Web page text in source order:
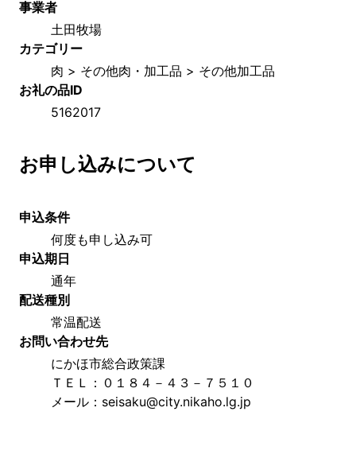
事業者
土田牧場
カテゴリー
肉 > その他肉・加工品 > その他加工品
お礼の品ID
5162017
お申し込みについて
申込条件
何度も申し込み可
申込期日
通年
配送種別
常温配送
お問い合わせ先
にかほ市総合政策課
ＴＥＬ：０１８４－４３－７５１０
メール：seisaku@city.nikaho.lg.jp